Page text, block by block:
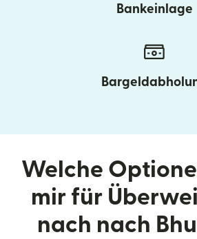
Bankeinlage
Welche
mir für
nach nach